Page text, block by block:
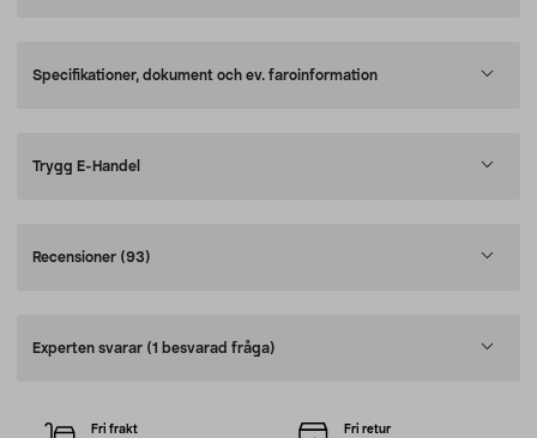
Specifikationer, dokument och ev. faroinformation
Trygg E-Handel
Recensioner (93)
Experten svarar (1 besvarad fråga)
Fri frakt Fri retur